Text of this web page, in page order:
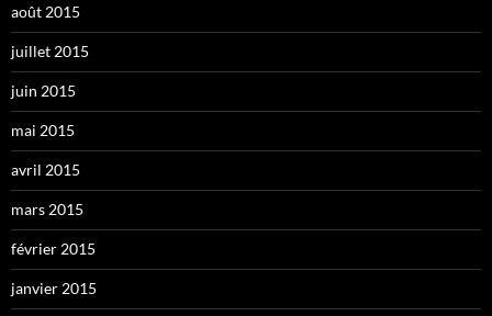
août 2015
juillet 2015
juin 2015
mai 2015
avril 2015
mars 2015
février 2015
janvier 2015